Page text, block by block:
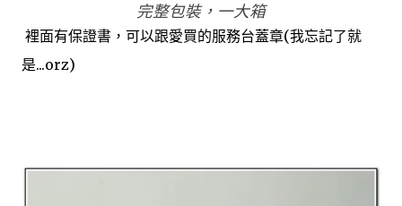
完整包裝，一大箱
裡面有保證書，可以跟愛買的服務台蓋章(我忘記了就
是...orz)